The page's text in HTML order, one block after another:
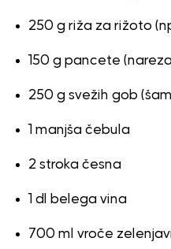
250 g riža za rižoto
150 g pancete
250 g svežih gob
1 manjša čebula
2 stroka česna
1 dl belega vina
700 ml vroče